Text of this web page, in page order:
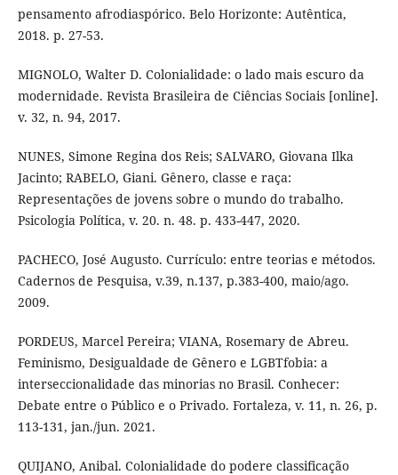
pensamento afrodiaspórico. Belo Horizonte: Autêntica,
2018. p. 27-53.
MIGNOLO, Walter D. Colonialidade: o lado mais escuro da
modernidade. Revista Brasileira de Ciências Sociais [online].
v. 32, n. 94, 2017.
NUNES, Simone Regina dos Reis; SALVARO, Giovana Ilka
Jacinto; RABELO, Giani. Gênero, classe e raça:
Representações de jovens sobre o mundo do trabalho.
Psicologia Política, v. 20. n. 48. p. 433-447, 2020.
PACHECO, José Augusto. Currículo: entre teorias e métodos.
Cadernos de Pesquisa, v.39, n.137, p.383-400, maio/ago.
2009.
PORDEUS, Marcel Pereira; VIANA, Rosemary de Abreu.
Feminismo, Desigualdade de Gênero e LGBTfobia: a
interseccionalidade das minorias no Brasil. Conhecer:
Debate entre o Público e o Privado. Fortaleza, v. 11, n. 26, p.
113-131, jan./jun. 2021.
QUIJANO, Anibal. Colonialidade do podere classificação